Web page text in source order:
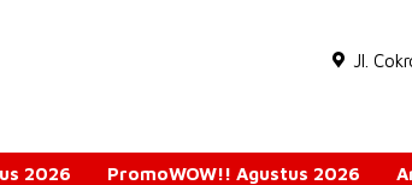
Jl.
2026 PromoWOW!! Agustus 2026